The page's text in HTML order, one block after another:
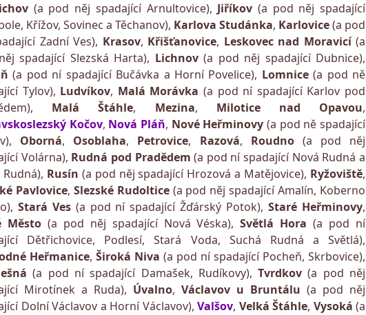
(a pod něj spadající Arnultovice), Jiříkov (a pod něj spadající
Křížov, Sovinec a Těchanov), Karlova Studánka, Karlovice(a pod
Zadní Ves), Krasov, Křišťanovice, Leskovec nad Moravicí(a
spadající Slezská Harta), Lichnov (a pod něj spadající Dubnice),
(a pod ní spadající Bučávka a Horní Povelice), Lomnice(a pod ně
Tylov), Ludvíkov, Malá Morávka (a pod ní spadající Karlov pod
Malá Štáhle, Mezina, Milotice nad Opavou,
Kočov, Nová Pláň, Nové Heřminovy (a pod ně spadající
Oborná, Osoblaha, Petrovice, Razová, Roudno (a pod něj
Volárna), Rudná pod Pradědem (a pod ní spadající Nová Rudná a
Rusín (a pod něj spadající Hrozová a Matějovice), Ryžoviště,
Pavlovice, Slezské Rudoltice (a pod něj spadající Amalín, Koberno
Stará Ves(a pod ní spadající Žďárský Potok),Staré Heřminovy,
Město(a pod něj spadající Nová Véska),Světlá Hora (a pod ní
Dětřichovice, Podlesí, Stará Voda, Suchá Rudná a Světlá),
Heřmanice, Široká Niva (a pod ní spadající Pocheň, Skrbovice),
(a pod ní spadající Damašek, Rudíkovy),Tvrdkov(a pod něj
Mirotínek a Ruda), Úvalno, Václavov u Bruntálu (a pod něj
Dolní Václavov a Horní Václavov), Valšov, Velká Štáhle, Vysoká (a